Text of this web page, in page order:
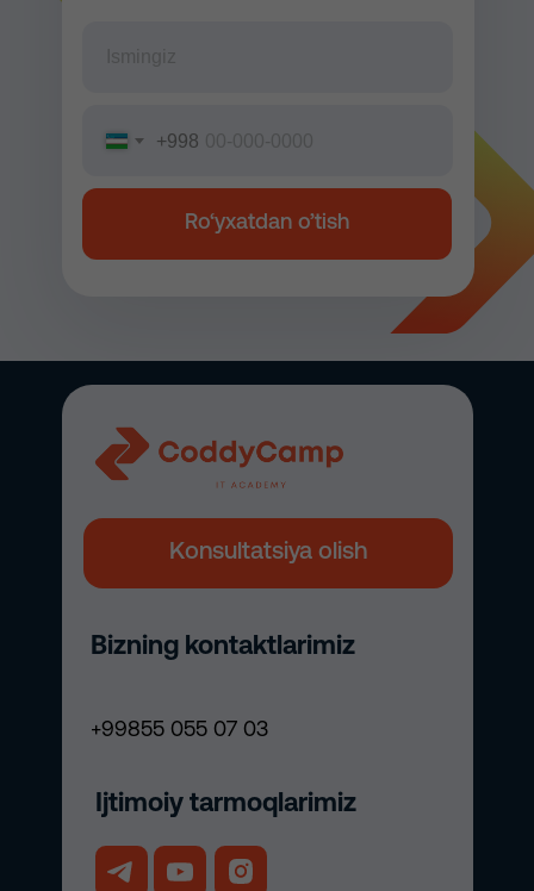
+998
Ro‘yxatdan o’tish
Konsultatsiya olish
Ijtimoiy tarmoqlarimiz
Bizning kontaktlarimiz
+99855 055 07 03